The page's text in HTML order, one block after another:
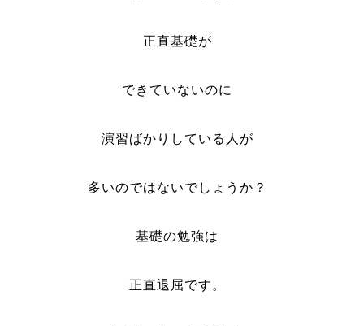
正直基礎が
できていないのに
演習ばかりしている人が
多いのではないでしょうか？
基礎の勉強は
正直退屈です。